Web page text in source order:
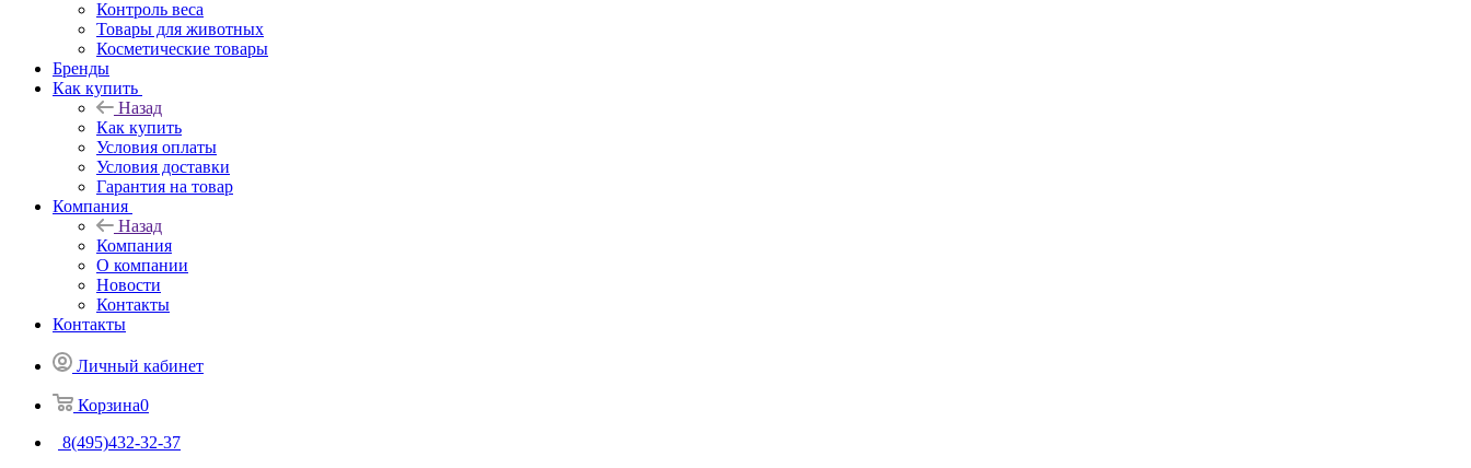
Контроль веса
Товары для животных
Косметические товары
Бренды
Как купить
Назад
Как купить
Условия оплаты
Условия доставки
Гарантия на товар
Компания
Назад
Компания
О компании
Новости
Контакты
Контакты
Личный кабинет
Корзина0
8(495)432-32-37